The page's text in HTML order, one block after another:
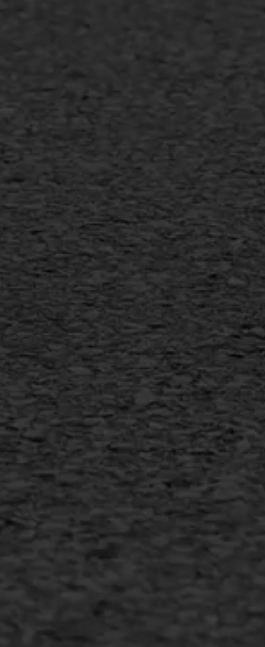
Gietasfalt reparatie
Scheurreparatie
Flexigoot
Vertical seal
Vlakslijpen
Vorstschade
AWS ASFALTWERKEN
+31 493 842 840
info@asfaltwerken.nl
MEER INFORMATIE
Inschrijven nieuwsbrief
Duurzaam ondernemen